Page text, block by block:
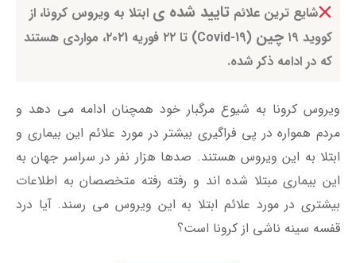
شایع ترین علائمتایید شده ی ابتلا به ویروس کرونا، از
کووید ۱۹
چین
(Covid-19) تا ۲۲ فوریه ۲۰۲1، مواردی هستند
که در ادامه ذکر شده.
ویروس کرونا به شیوع مرگبار خود همچنان ادامه می دهد و
مردم همواره در پی فراگیری بیشتر در مورد علائم این بیماری و
ابتلا به این ویروس هستند. صدها هزار نفر در سراسر جهان به
این بیماری مبتلا شده اند و رفته رفته متخصصان به اطلاعات
بیشتری در مورد علائم ابتلا به این ویروس می رسند. آیا درد
قفسه سينه ناشي از کرونا است؟